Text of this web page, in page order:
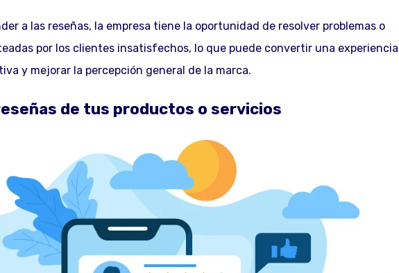
a las reseñas, la empresa tiene la oportunidad de resolver problemas o
por los clientes insatisfechos, lo que puede convertir una experiencia
y mejorar la percepción general de la marca.
de tus productos o servicios